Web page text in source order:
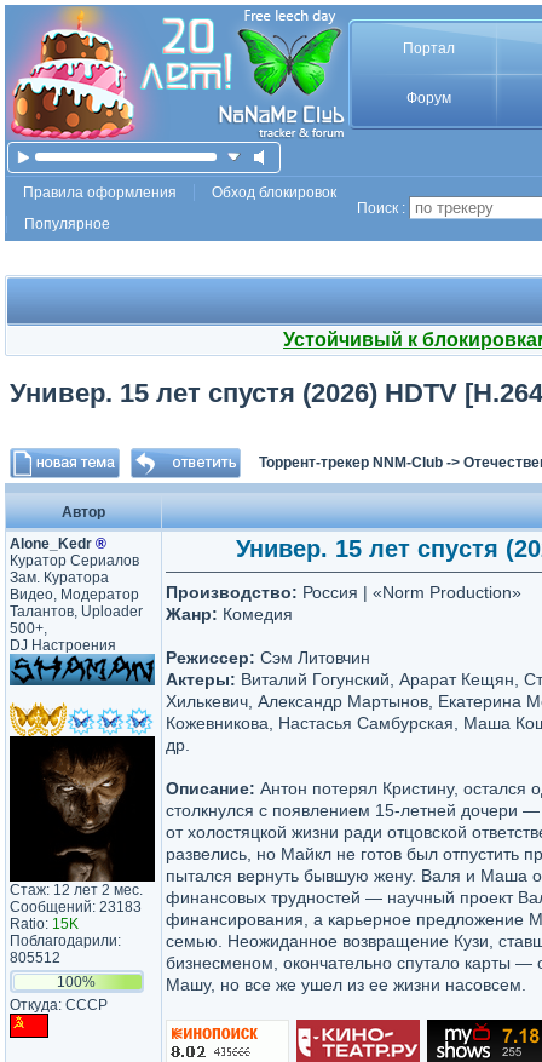
Портал
Форум
Правила оформления
Обход блокировок
Популярное
Поиск :
Устойчивый к
Универ. 15 лет спустя (2026) HDTV
Торрент-трекер NNM-Club ->
Автор
Alone_Kedr ®
Куратор Сериалов
Зам. Куратора
Видео, Модератор
Талантов, Uploader
500+,
DJ Настроения
Стаж: 12 лет 2 мес.
Сообщений: 23183
Ratio: 15K
Поблагодарили:
805512
100%
Откуда: CCCP
Универ. 15 лет спустя
Производство: Россия | «Norm Production»
Жанр: Комедия
Режиссер: Сэм Литовчин
Актеры: Виталий Гогунский, Арарат Кещян,
Хилькевич, Александр Мартынов, Екатерина
Кожевникова, Настасья Самбурская, Маша
др.
Описание: Антон потерял Кристину, остался
столкнулся с появлением 15-летней дочери
от холостяцкой жизни ради отцовской
развелись, но Майкл не готов был отпустить
пытался вернуть бывшую жену. Валя и Маша
финансовых трудностей — научный проект
финансирования, а карьерное предложение
семью. Неожиданное возвращение Кузи,
бизнесменом, окончательно спутало карты —
Машу, но все же ушел из ее жизни насовсем.